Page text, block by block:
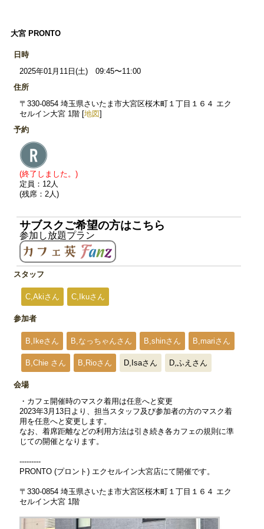
大宮 PRONTO
日時
2025年01月11日(土) 09:45〜11:00
住所
〒330-0854 埼玉県さいたま市大宮区桜木町１丁目１６４ エク
セルイン大宮 1階 [地図]
予約
(終了しました。)
定員：12人
(残席：2人)
サブスクご希望の方はこちら
参加し放題プラン
スタッフ
C,Akiさん C,Ikuさん
参加者
B,Ikeさん B,なっちゃんさん B,shinさん B,mariさん
B,Chie さん B,Rioさん D,Isaさん D,ふえさん
会場
・カフェ開催時のマスク着用は任意へと変更
2023年3月13日より、担当スタッフ及び参加者の方のマスク着
用を任意へと変更します。
なお、着席距離などの利用方法は引き続き各カフェの規則に準
じての開催となります。
---------
PRONTO (プロント) エクセルイン大宮店にて開催です。
〒330-0854 埼玉県さいたま市大宮区桜木町１丁目１６４ エク
セルイン大宮 1階